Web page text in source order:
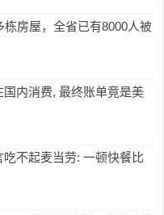
栋房屋，全省已有8000人被
国内消费, 最终账单竟是美
不起麦当劳: 一顿快餐比